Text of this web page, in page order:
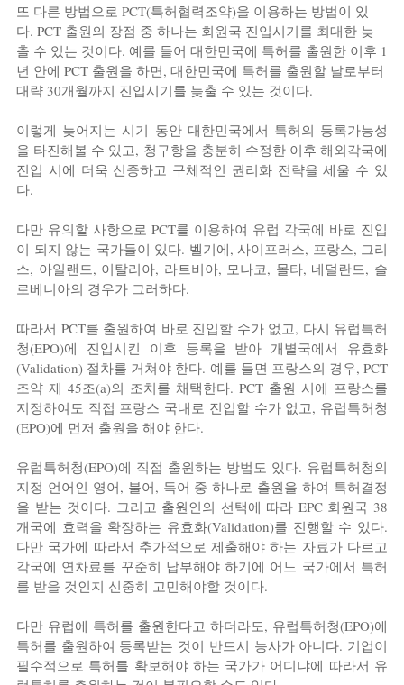
또 다른 방법으로 PCT(특허협력조약)을 이용하는 방법이 있
다. PCT 출원의 장점 중 하나는 회원국 진입시기를 최대한 늦
출 수 있는 것이다. 예를 들어 대한민국에 특허를 출원한 이후 1
년 안에 PCT 출원을 하면, 대한민국에 특허를 출원할 날로부터
대략 30개월까지 진입시기를 늦출 수 있는 것이다.
이렇게 늦어지는 시기 동안 대한민국에서 특허의 등록가능성
을 타진해볼 수 있고, 청구항을 충분히 수정한 이후 해외각국에
진입 시에 더욱 신중하고 구체적인 권리화 전략을 세울 수 있
다.
다만 유의할 사항으로 PCT를 이용하여 유럽 각국에 바로 진입
이 되지 않는 국가들이 있다. 벨기에, 사이프러스, 프랑스, 그리
스, 아일랜드, 이탈리아, 라트비아, 모나코, 몰타, 네덜란드, 슬
로베니아의 경우가 그러하다.
따라서 PCT를 출원하여 바로 진입할 수가 없고, 다시 유럽특허
청(EPO)에 진입시킨 이후 등록을 받아 개별국에서 유효화
(Validation) 절차를 거쳐야 한다. 예를 들면 프랑스의 경우, PCT
조약 제 45조(a)의 조치를 채택한다. PCT 출원 시에 프랑스를
지정하여도 직접 프랑스 국내로 진입할 수가 없고, 유럽특허청
(EPO)에 먼저 출원을 해야 한다.
유럽특허청(EPO)에 직접 출원하는 방법도 있다. 유럽특허청의
지정 언어인 영어, 불어, 독어 중 하나로 출원을 하여 특허결정
을 받는 것이다. 그리고 출원인의 선택에 따라 EPC 회원국 38
개국에 효력을 확장하는 유효화(Validation)를 진행할 수 있다.
다만 국가에 따라서 추가적으로 제출해야 하는 자료가 다르고
각국에 연차료를 꾸준히 납부해야 하기에 어느 국가에서 특허
를 받을 것인지 신중히 고민해야할 것이다.
다만 유럽에 특허를 출원한다고 하더라도, 유럽특허청(EPO)에
특허를 출원하여 등록받는 것이 반드시 능사가 아니다. 기업이
필수적으로 특허를 확보해야 하는 국가가 어디냐에 따라서 유